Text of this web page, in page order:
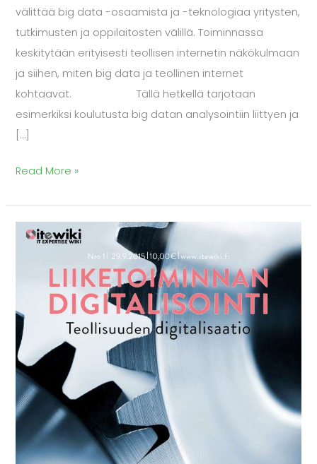
välittää big data -osaamista ja -teknologiaa yritysten,
tutkimusten ja oppilaitosten välillä. Toiminnassa
keskitytään erityisesti teollisen internetin näkökulmaan
ja siihen, miten big data ja teollinen internet
kohtaavat. Tällä hetkellä tarjotaan
esimerkiksi koulutusta big datan analysointiin liittyen ja
[…]
Read More »
Ite
koostaa
kiinnostavimpien
it-
osaajayritysten
tarjonnat
ja
tarinat
Liiketoiminnan
digitalisointi
-